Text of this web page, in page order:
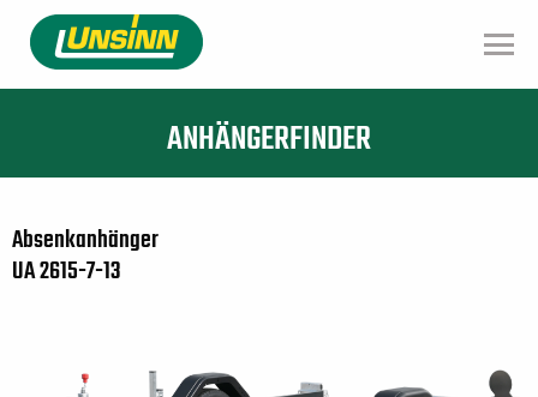
Direkt
zum
Inhalt
ANHÄNGERFINDER
Absenkanhänger
UA 2615-7-13